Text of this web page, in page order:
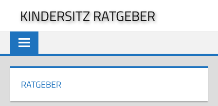
springen
KINDERSITZ RATGEBER
RATGEBER